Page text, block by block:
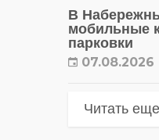
В
мобильные
парковки
07.08.2026
Читать еще